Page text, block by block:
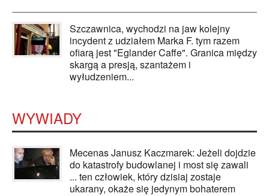
Szczawnica, wychodzi na jaw kolejny
incydent z udziałem Marka F. tym razem
ofiarą jest "Eglander Caffe". Granica między
skargą a presją, szantażem i
wyłudzeniem...
WYWIADY
Mecenas Janusz Kaczmarek: Jeżeli dojdzie
do katastrofy budowlanej i most się zawali
... ten człowiek, który dzisiaj zostaje
ukarany, okaże się jedynym bohaterem